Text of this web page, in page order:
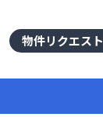
物件リクエスト